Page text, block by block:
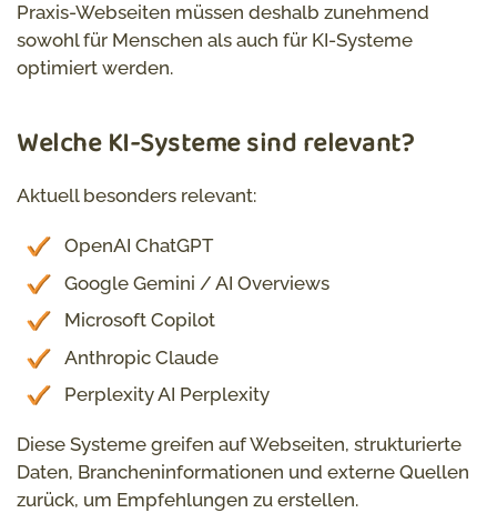
Praxis-Webseiten müssen deshalb zunehmend
sowohl für Menschen als auch für KI-Systeme
optimiert werden.
Welche KI-Systeme sind relevant?
Aktuell besonders relevant:
OpenAI ChatGPT
Google Gemini / AI Overviews
Microsoft Copilot
Anthropic Claude
Perplexity AI Perplexity
Diese Systeme greifen auf Webseiten, strukturierte
Daten, Brancheninformationen und externe Quellen
zurück, um Empfehlungen zu erstellen.